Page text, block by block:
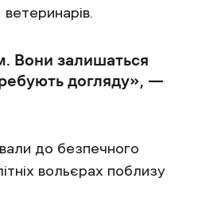
Вони залишаться
догляду», —
до безпечного
вольєрах поблизу